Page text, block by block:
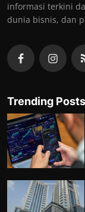
informasi terkini
dunia bisnis, dan
Trending Posts